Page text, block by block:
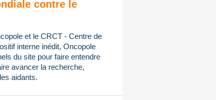
contre le
et le CRCT - Centre de
interne inédit, Oncopole
du site pour faire entendre
avancer la recherche,
aidants.